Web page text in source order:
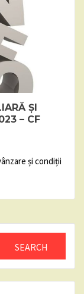
ȘI
– CF
și condiții